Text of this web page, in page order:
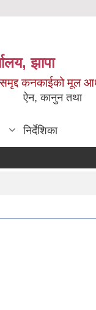
झापा
समृद्द कनकाईको मूल
ऐन, कानुन तथा
निर्देशिका